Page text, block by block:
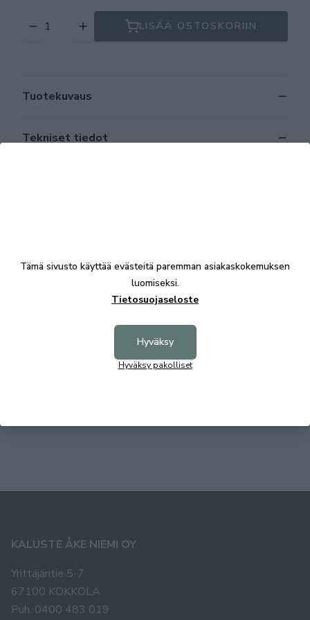
LISÄÄ OSTOSKORIIN
Tuotekuvaus
Tekniset tiedot
KALUSTE ÅKE NIEMI OY
Yrittäjäntie 5-7
67100 KOKKOLA
Puh. 0400 483 019
Tämä sivusto käyttää evästeitä paremman asiakaskokemuksen
luomiseksi.
Tietosuojaseloste
Hyväksy
Hyväksy pakolliset